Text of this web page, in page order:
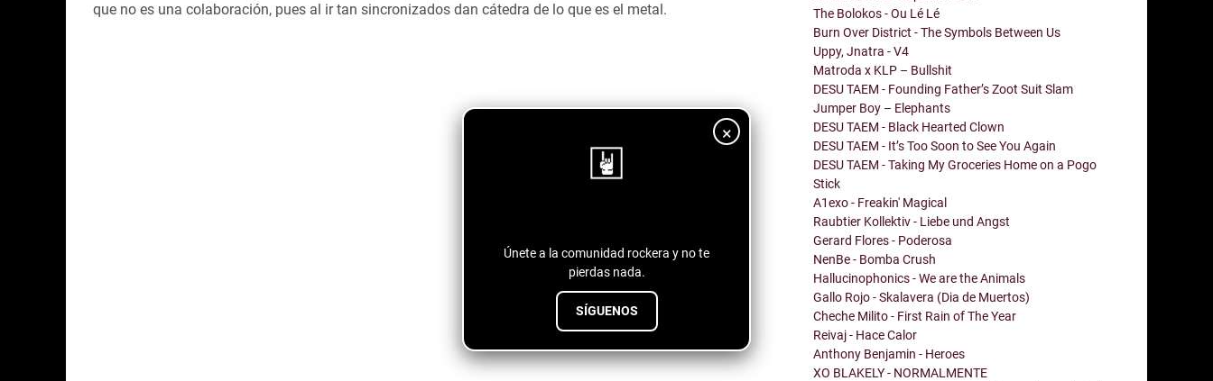
×
Únete a la comunidad rockera y no te
pierdas nada.
SÍGUENOS
que no es una colaboración, pues al ir tan sincronizados dan cátedra de lo que es el metal.
The Bolokos - Ou Lé Lé
Burn Over District - The Symbols Between Us
Uppy, Jnatra - V4
Matroda x KLP – Bullshit
DESU TAEM - Founding Father’s Zoot Suit Slam
Jumper Boy – Elephants
DESU TAEM - Black Hearted Clown
DESU TAEM - It’s Too Soon to See You Again
DESU TAEM - Taking My Groceries Home on a Pogo
Stick
A1exo - Freakin' Magical
Raubtier Kollektiv - Liebe und Angst
Gerard Flores - Poderosa
NenBe - Bomba Crush
Hallucinophonics - We are the Animals
Gallo Rojo - Skalavera (Dia de Muertos)
Cheche Milito - First Rain of The Year
Reivaj - Hace Calor
Anthony Benjamin - Heroes
XO BLAKELY - NORMALMENTE